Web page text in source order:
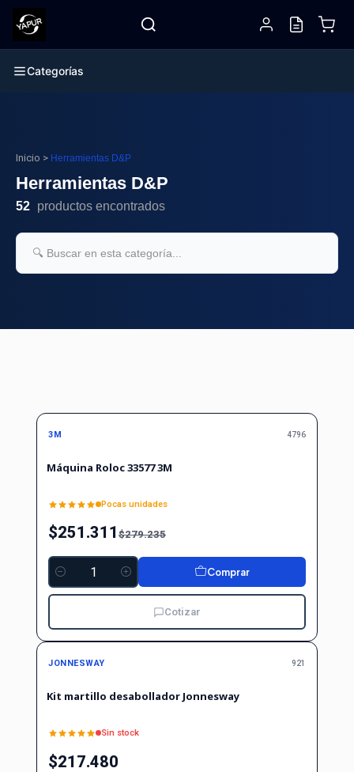
Categorías
Inicio > Herramientas D&P
Herramientas D&P
52 productos encontrados
-10%
3M 4796
Máquina Roloc 33577 3M
Pocas unidades
$251.311 $279.235
Cantidad
Comprar
Cotizar
No disponible
JONNESWAY 921
Kit martillo desabollador Jonnesway
Sin stock
$217.480